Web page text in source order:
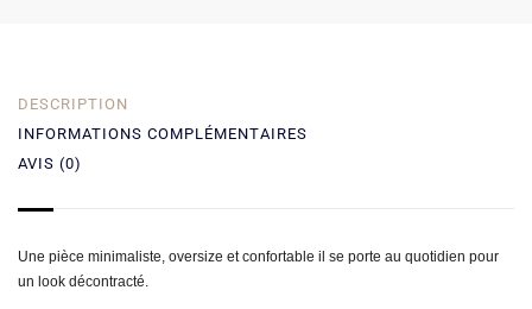
DESCRIPTION
INFORMATIONS COMPLÉMENTAIRES
AVIS (0)
Une pièce minimaliste, oversize et confortable il se porte au quotidien pour
un look décontracté.